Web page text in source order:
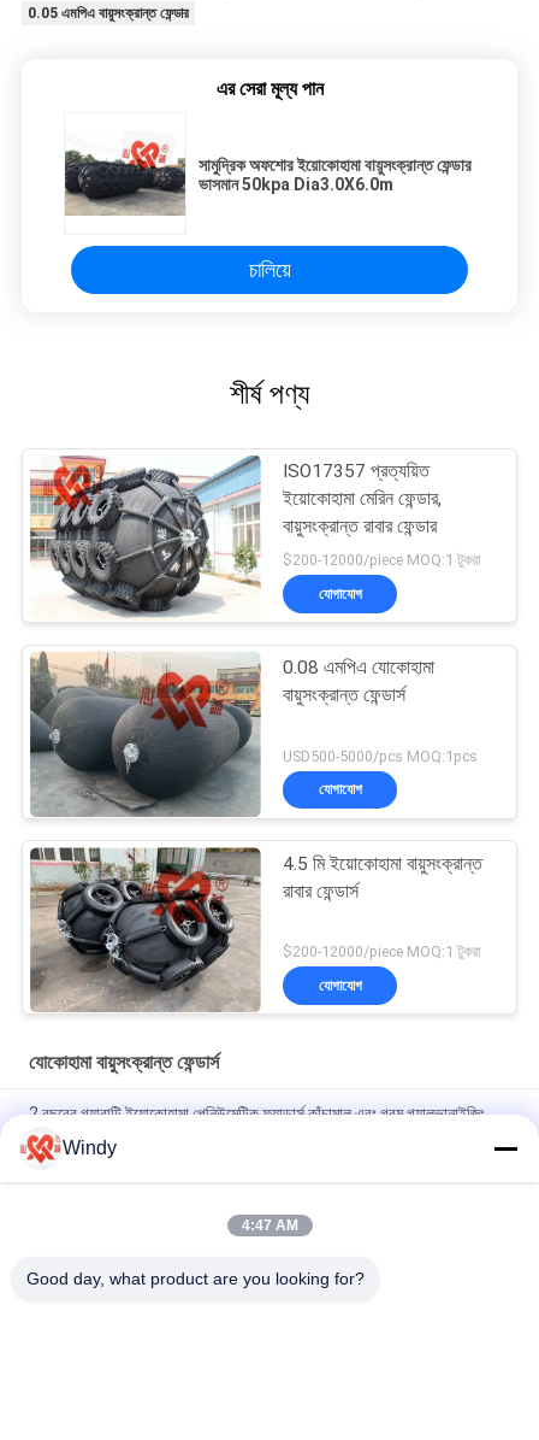
0.05 এমপিএ বায়ুসংক্রান্ত ফেন্ডার
এর সেরা মূল্য পান
সামুদ্রিক অফশোর ইয়োকোহামা বায়ুসংক্রান্ত ফেন্ডার
ভাসমান 50kpa Dia3.0X6.0m
চালিয়ে
শীর্ষ পণ্য
ISO17357 প্রত্যয়িত
ইয়োকোহামা মেরিন ফেন্ডার,
বায়ুসংক্রান্ত রাবার ফেন্ডার
$200-12000/piece MOQ:1 টুকরা
যোগাযোগ
0.08 এমপিএ যোকোহামা
বায়ুসংক্রান্ত ফেন্ডার্স
USD500-5000/pcs MOQ:1pcs
যোগাযোগ
4.5 মি ইয়োকোহামা বায়ুসংক্রান্ত
রাবার ফেন্ডার্স
$200-12000/piece MOQ:1 টুকরা
যোগাযোগ
যোকোহামা বায়ুসংক্রান্ত ফেন্ডার্স
2 বছরের গ্যারান্টি ইয়োকোহামা পেনিউমেটিক ফ্যান্ডার্স কাঁচামাল এবং গরম গ্যালভানাইজিং
ফ্ল্যাঞ্জ সহ
দীর্ঘস্থায়ী সামুদ্রিক অংশ সুরক্ষার জন্য হট গ্যালভানাইজিং ইয়োকোহামা মেরিন ফেন্ডার
গরম গ্যালভানাইজিং ফ্ল্যাঞ্জ ব্যাসার্ধ 0.5-4.5m জাহাজ সুরক্ষা জন্য রাবার ইয়োকোহামা
Windy
4:47 AM
Good day, what product are you looking for?